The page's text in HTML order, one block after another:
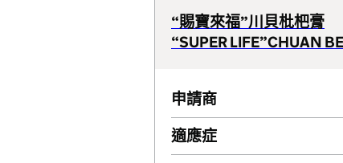
“賜寶來福”川貝枇杷膏
“SUPER LIFE”CHUAN
申請商
適應症